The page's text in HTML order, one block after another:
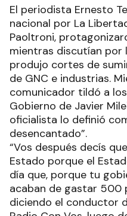
El periodista Ernesto
nacional por La
Paoltroni,
mientras discutían por
produjo cortes de
de GNC e industrias.
comunicador tildó a
Gobierno de Javier
oficialista lo definió
desencantado”.
“Vos después decís
Estado porque el
día que, porque tu
acaban de gastar 500
diciendo el conductor